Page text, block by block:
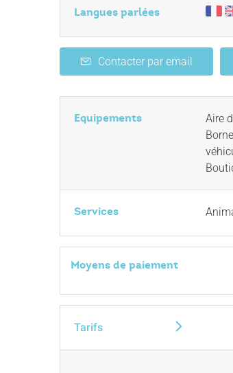
Langues parlées
Contacter par email
Equipements
Aire
Services
Moyens de paiement
Tarifs